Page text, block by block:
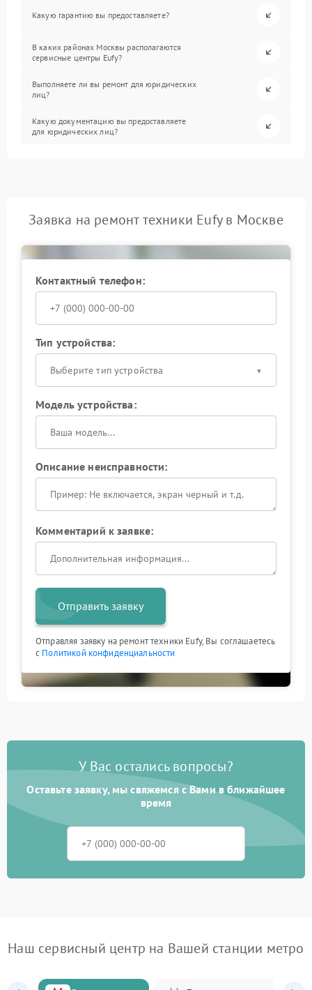
Какую гарантию вы предоставляете?
В каких районах Москвы располагаются
сервисные центры Eufy?
Выполняете ли вы ремонт для юридических
лиц?
Какую документацию вы предоставляете
для юридических лиц?
Заявка на ремонт техники Eufy в Москве
Контактный телефон:
Тип устройства:
Выберите тип устройства
Модель устройства:
Описание неисправности:
Комментарий к заявке:
Отправить заявку
Отправляя заявку на ремонт техники Eufy, Вы соглашаетесь
с Политикой конфиденциальности
У Вас остались вопросы?
Оставьте заявку, мы свяжемся с Вами в ближайшее
время
Наш сервисный центр на Вашей станции метро